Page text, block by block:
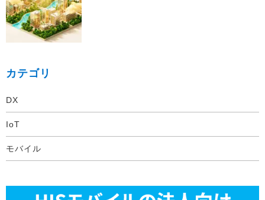
カテゴリ
DX
IoT
モバイル